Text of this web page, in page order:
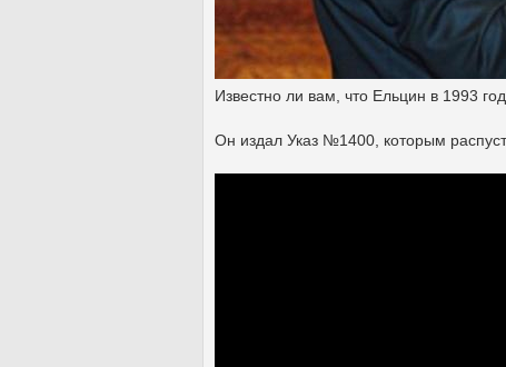
Известно ли вам, что Ельцин в 1993
Он издал Указ №1400, которым